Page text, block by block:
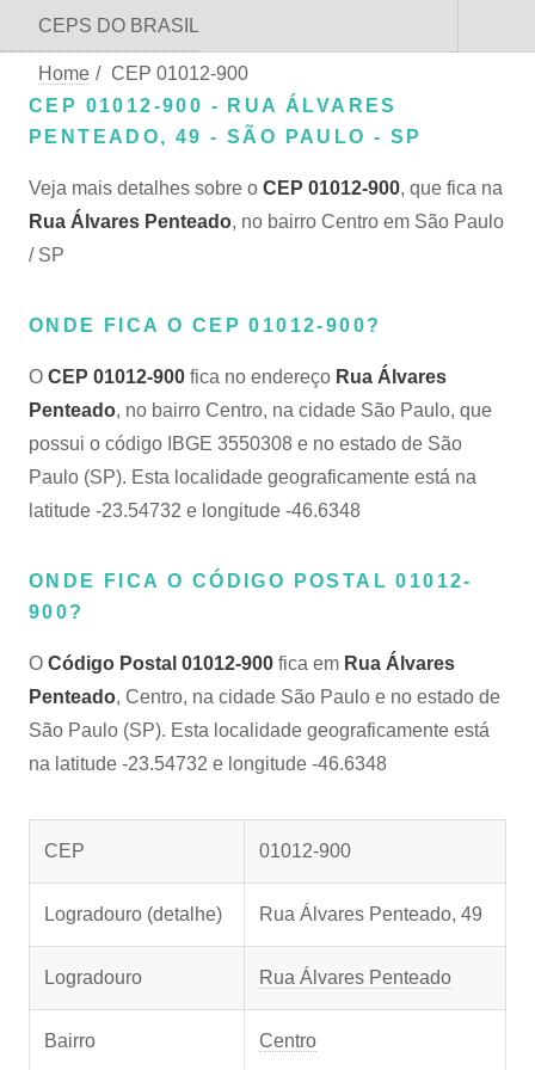
CEPS DO BRASIL
Home / CEP 01012-900
CEP 01012-900 - RUA ÁLVARES
PENTEADO, 49 - SÃO PAULO - SP
Veja mais detalhes sobre o CEP 01012-900, que fica na
Rua Álvares Penteado, no bairro Centro em São Paulo
/ SP
ONDE FICA O CEP 01012-900?
O CEP 01012-900 fica no endereço Rua Álvares
Penteado, no bairro Centro, na cidade São Paulo, que
possui o código IBGE 3550308 e no estado de São
Paulo (SP). Esta localidade geograficamente está na
latitude -23.54732 e longitude -46.6348
ONDE FICA O CÓDIGO POSTAL 01012-
900?
O Código Postal 01012-900 fica em Rua Álvares
Penteado, Centro, na cidade São Paulo e no estado de
São Paulo (SP). Esta localidade geograficamente está
na latitude -23.54732 e longitude -46.6348
CEP 01012-900
Logradouro (detalhe) Rua Álvares Penteado, 49
Logradouro Rua Álvares Penteado
Bairro Centro